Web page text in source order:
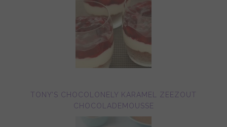
TONY’S CHOCOLONELY KARAMEL ZEEZOUT
CHOCOLADEMOUSSE